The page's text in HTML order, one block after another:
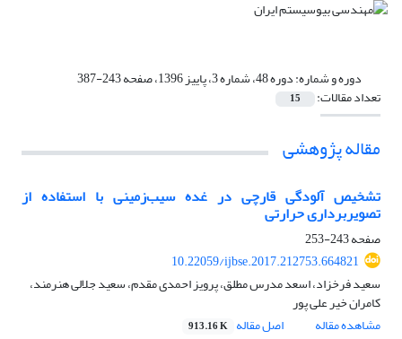
دوره و شماره:دوره 48، شماره 3، پاییز 1396، صفحه 243-387
تعداد مقالات: 15
مقاله پژوهشی
تشخیص آلودگی قارچی در غده سیب‌زمینی با استفاده از
تصویربرداری حرارتی
صفحه243-253
10.22059/ijbse.2017.212753.664821
سعید فرخزاد، اسعد مدرس مطلق، پرویز احمدی مقدم، سعید جلالی هنرمند،
کامران خیر علی پور
مشاهده مقاله
اصل مقاله 913.16 K